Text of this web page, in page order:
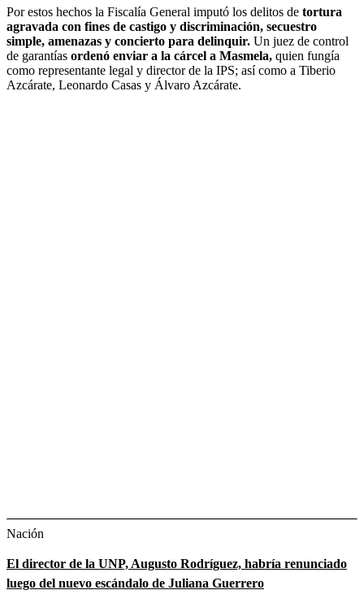
Por estos hechos la Fiscalía General imputó los delitos de tortura
agravada con fines de castigo y discriminación, secuestro
simple, amenazas y concierto para delinquir. Un juez de control
de garantías ordenó enviar a la cárcel a Masmela, quien fungía
como representante legal y director de la IPS; así como a Tiberio
Azcárate, Leonardo Casas y Álvaro Azcárate.
Nación
El director de la UNP, Augusto Rodríguez, habría renunciado
luego del nuevo escándalo de Juliana Guerrero